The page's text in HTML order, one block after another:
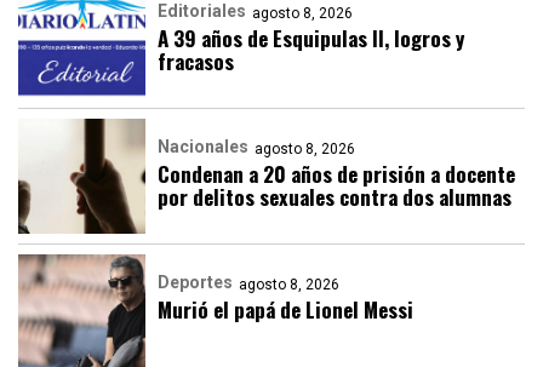
Editoriales agosto 8, 2026
A 39 años de Esquipulas II, logros y
fracasos
Nacionales agosto 8, 2026
Condenan a 20 años de prisión a docente
por delitos sexuales contra dos alumnas
Deportes agosto 8, 2026
Murió el papá de Lionel Messi